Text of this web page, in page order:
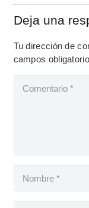
Deja una
Tu dirección de
campos